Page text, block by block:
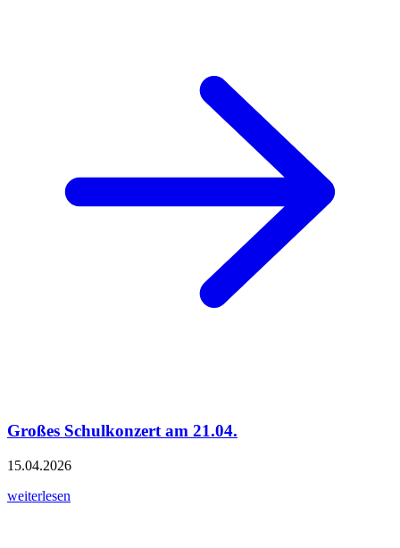
Großes Schulkonzert am 21.04.
15.04.2026
weiterlesen